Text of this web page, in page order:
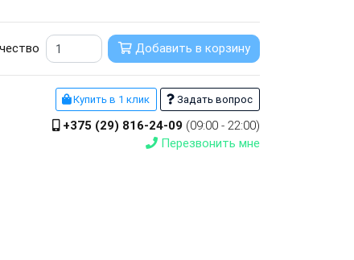
Добавить в корзину
Купить в 1 клик Задать вопрос
+375 (29) 816-24-09(09:00 - 22:00)
Перезвонить мне